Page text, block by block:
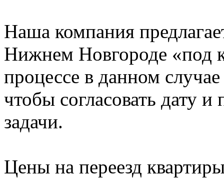
Наша компания
Нижнем Новгороде «под
процессе в данном
чтобы согласовать дату
задачи.
Цены на переезд